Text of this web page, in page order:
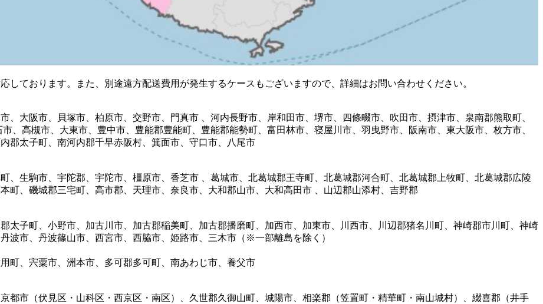
ております。また、別途遠方配送費用が発生するケースもございますので、詳細はお問い合わせください。
、大阪市、貝塚市、柏原市、交野市、門真市 、河内長野市、岸和田市、堺市、四條畷市、吹田市、摂津市、泉南郡熊取町、
、高槻市、大東市、豊中市、豊能郡豊能町、豊能郡能勢町、富田林市、寝屋川市、羽曳野市、阪南市、東大阪市、枚方市、
郡太子町、南河内郡千早赤阪村、箕面市、守口市、八尾市
、生駒市、宇陀郡、宇陀市、橿原市、香芝市 、葛城市、北葛城郡王寺町、北葛城郡河合町、北葛城郡上牧町、北葛城郡広陵
町、磯城郡三宅町、高市郡、天理市、奈良市、大和郡山市、大和高田市 、山辺郡山添村、吉野郡
太子町、小野市、加古川市、加古郡稲美町、加古郡播磨町、加西市、加東市、川西市、川辺郡猪名川町、神崎郡市川町、神崎
波市、丹波篠山市、西宮市、西脇市、姫路市、三木市（※一部離島を除く）
町、宍粟市、洲本市、多可郡多可町、南あわじ市、養父市
都市（伏見区・山科区・西京区・南区）、久世郡久御山町、城陽市、相楽郡（笠置町・精華町・南山城村）、綴喜郡（井手